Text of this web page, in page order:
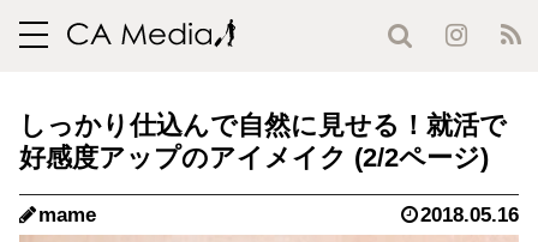
toggle
しっかり仕込んで自然に見せる！就活で
好感度アップのアイメイク (2/2ページ)
mame 2018.05.16